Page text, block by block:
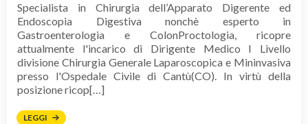
Specialista in Chirurgia dell’Apparato Digerente ed
Endoscopia Digestiva nonchè esperto in
Gastroenterologia e ColonProctologia, ricopre
attualmente l'incarico di Dirigente Medico I Livello
divisione Chirurgia Generale Laparoscopica e Mininvasiva
presso l'Ospedale Civile di Cantù(CO). In virtù della
posizione ricop[…]
LEGGI